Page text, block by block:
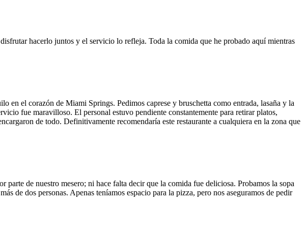
hacerlo juntos y el servicio lo refleja. Toda la comida que he probado aquí mientras
en el corazón de Miami Springs. Pedimos caprese y bruschetta como entrada, lasaña y la
fue maravilloso. El personal estuvo pendiente constantemente para retirar platos,
de todo. Definitivamente recomendaría este restaurante a cualquiera en la zona que
de nuestro mesero; ni hace falta decir que la comida fue deliciosa. Probamos la sopa
de dos personas. Apenas teníamos espacio para la pizza, pero nos aseguramos de pedir